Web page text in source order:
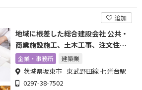
追加
地域に根差した総合建設会社 公共・
商業施設施工、土木工事、注文住宅
まで
企業・事務所 建築業
茨城県坂東市 東武野田線 七光台駅
0297-38-7502